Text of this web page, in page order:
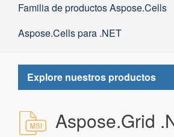
Familia de productos Aspose.Cells
Aspose.Cells para .NET
Explore nuestros productos
Aspose.Grid